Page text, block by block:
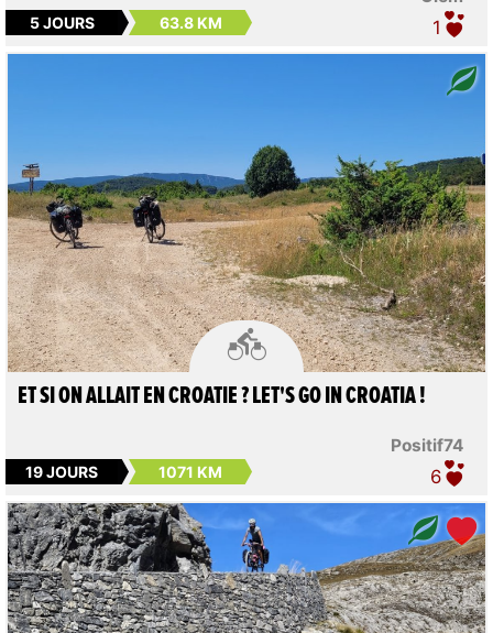
5 JOURS 63.8 KM 1

Positif74
ET SI ON ALLAIT EN CROATIE ? LET'S GO IN CROATIA !
19 JOURS 1071 KM 6